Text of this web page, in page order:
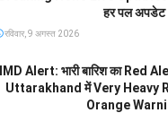
हर पल अपडेट
रविवार, 9 अगस्त 2026
IMD Alert: भारी बारिश का Red
Uttarakhand में Very Heavy
Orange